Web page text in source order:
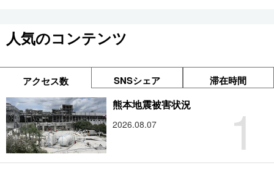
人気のコンテンツ
アクセス数 SNSシェア 滞在時間
1
熊本地震被害状況
2026.08.07